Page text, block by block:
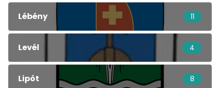
Lébény 11
Levél 4
Lipót 8